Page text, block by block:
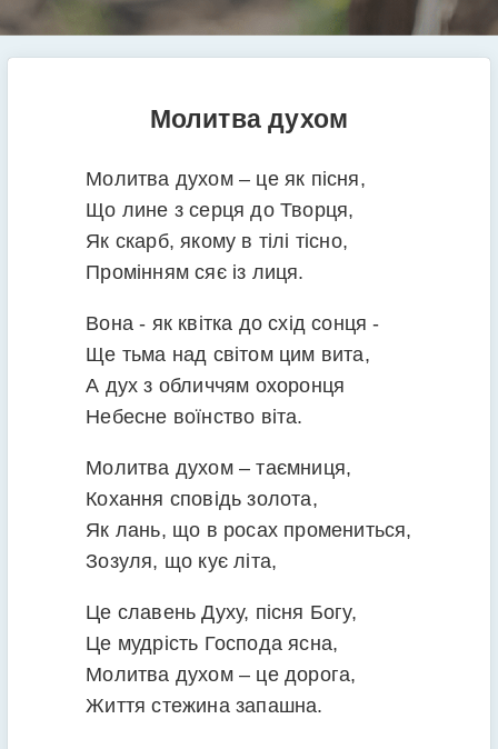
Молитва духом
Молитва духом – це як пісня,
Що лине з серця до Творця,
Як скарб, якому в тілі тісно,
Промінням сяє із лиця.
Вона - як квітка до схід сонця -
Ще тьма над світом цим вита,
А дух з обличчям охоронця
Небесне воїнство віта.
Молитва духом – таємниця,
Кохання сповідь золота,
Як лань, що в росах промениться,
Зозуля, що кує літа,
Це славень Духу, пісня Богу,
Це мудрість Господа ясна,
Молитва духом – це дорога,
Життя стежина запашна.